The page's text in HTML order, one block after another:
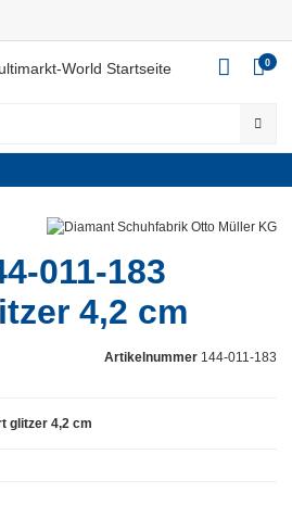
0
011-183
4,2 cm
Artikelnummer 144-011-183
glitzer 4,2 cm